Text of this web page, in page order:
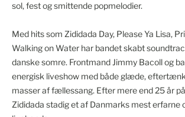
sol, fest og smittende popmelodier.
Med hits som Zididada Day, Please Ya Lisa,
Walking on Water har bandet skabt
danske somre. Frontmand Jimmy Bacoll og
energisk liveshow med både glæde,
masser af fællessang. Efter mere end 25 år
Zididada stadig et af Danmarks mest erfarne